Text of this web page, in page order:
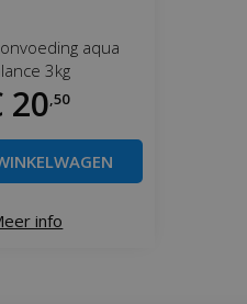
aqua
3kg
20 50
info